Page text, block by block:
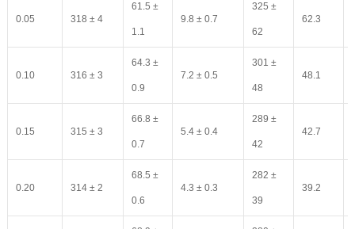
0.05 318 ± 4
61.5 ±
1.1
9.8 ± 0.7
325 ±
62
62.3
0.10 316 ± 3
64.3 ±
0.9
7.2 ± 0.5
301 ±
48
48.1
0.15 315 ± 3
66.8 ±
0.7
5.4 ± 0.4
289 ±
42
42.7
0.20 314 ± 2
68.5 ±
0.6
4.3 ± 0.3
282 ±
39
39.2